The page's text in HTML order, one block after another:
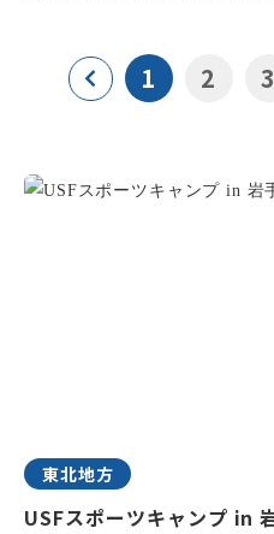
1 2 3
東北地方
USFスポーツキャンプ in